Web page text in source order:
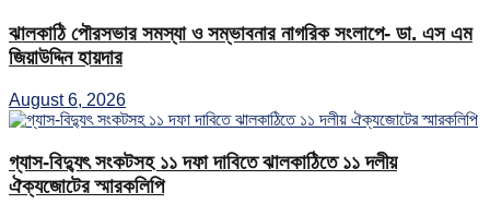
ঝালকাঠি পৌরসভার সমস্যা ও সম্ভাবনার নাগরিক সংলাপে- ডা. এস এম
জিয়াউদ্দিন হায়দার
August 6, 2026
গ্যাস-বিদ্যুৎ সংকটসহ ১১ দফা দাবিতে ঝালকাঠিতে ১১ দলীয়
ঐক্যজোটের স্মারকলিপি